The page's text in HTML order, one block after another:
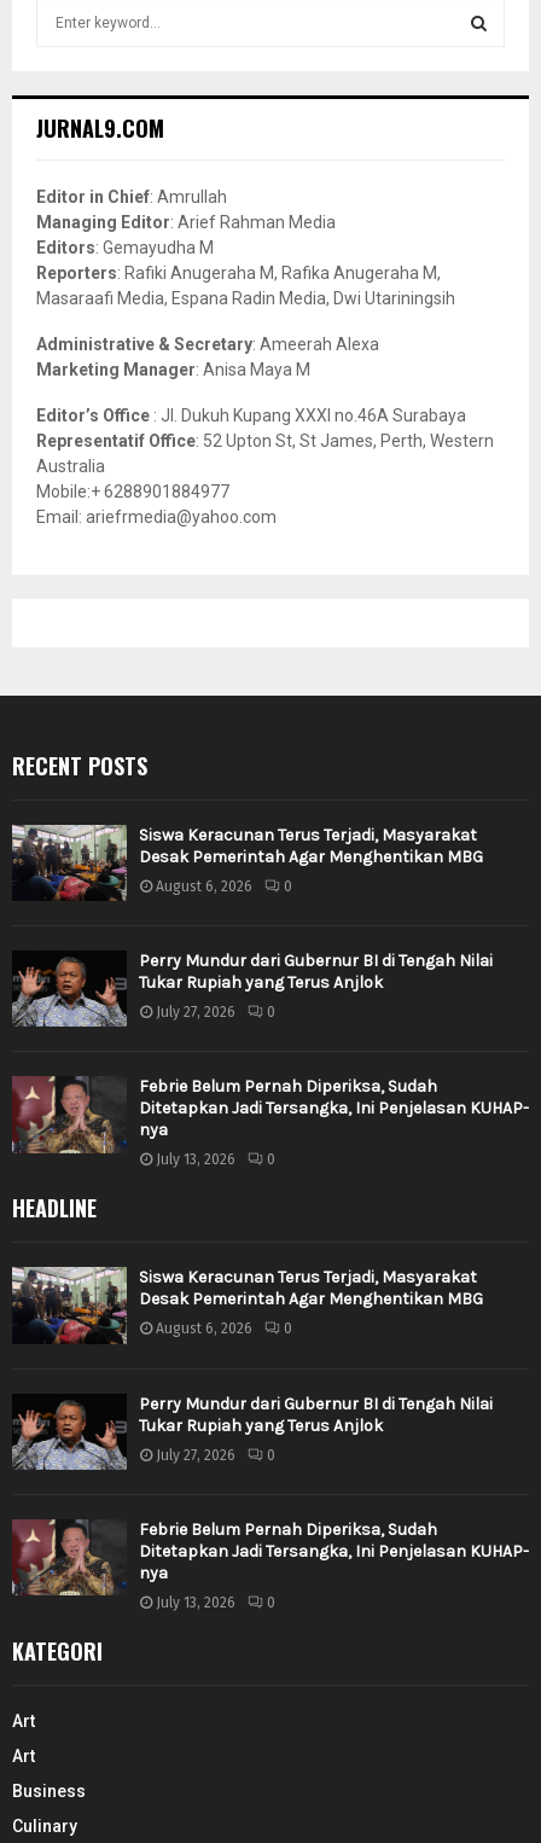
h
o
r
:
JURNAL9.COM
Editor in Chief: Amrullah
Managing Editor: Arief Rahman Media
Editors: Gemayudha M
Reporters: Rafiki Anugeraha M, Rafika Anugeraha M,
Masaraafi Media, Espana Radin Media, Dwi Utariningsih
Administrative & Secretary: Ameerah Alexa
Marketing Manager: Anisa Maya M
Editor’s Office : Jl. Dukuh Kupang XXXI no.46A Surabaya
Representatif Office: 52 Upton St, St James, Perth, Western
Australia
Mobile:+ 6288901884977
Email: ariefrmedia@yahoo.com
RECENT POSTS
Siswa Keracunan Terus Terjadi, Masyarakat
Desak Pemerintah Agar Menghentikan MBG
August 6, 2026 0
Perry Mundur dari Gubernur BI di Tengah Nilai
Tukar Rupiah yang Terus Anjlok
July 27, 2026 0
Febrie Belum Pernah Diperiksa, Sudah
Ditetapkan Jadi Tersangka, Ini Penjelasan KUHAP-
nya
July 13, 2026 0
HEADLINE
Siswa Keracunan Terus Terjadi, Masyarakat
Desak Pemerintah Agar Menghentikan MBG
August 6, 2026 0
Perry Mundur dari Gubernur BI di Tengah Nilai
Tukar Rupiah yang Terus Anjlok
July 27, 2026 0
Febrie Belum Pernah Diperiksa, Sudah
Ditetapkan Jadi Tersangka, Ini Penjelasan KUHAP-
nya
July 13, 2026 0
KATEGORI
Art
Art
Business
Culinary